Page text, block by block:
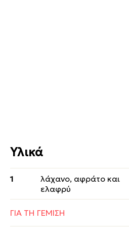
Υλικά
1
λάχανο, αφράτο και
ελαφρύ
ΓΙΑ ΤΗ ΓΕΜΙΣΗ